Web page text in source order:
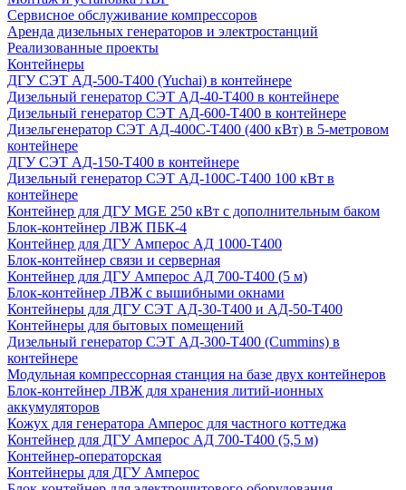
Сервисное обслуживание компрессоров
Аренда дизельных генераторов и электростанций
Реализованные проекты
Контейнеры
ДГУ СЭТ АД-500-Т400 (Yuchai) в контейнере
Дизельный генератор СЭТ АД-40-Т400 в контейнере
Дизельный генератор СЭТ АД-600-Т400 в контейнере
Дизельгенератор СЭТ АД-400С-Т400 (400 кВт) в 5-метровом
контейнере
ДГУ СЭТ АД-150-Т400 в контейнере
Дизельный генератор СЭТ АД-100С-Т400 100 кВт в
контейнере
Контейнер для ДГУ MGE 250 кВт с дополнительным баком
Блок-контейнер ЛВЖ ПБК-4
Контейнер для ДГУ Амперос АД 1000-Т400
Блок-контейнер связи и серверная
Контейнер для ДГУ Амперос АД 700-Т400 (5 м)
Блок-контейнер ЛВЖ с вышибными окнами
Контейнеры для ДГУ СЭТ АД-30-Т400 и АД-50-Т400
Контейнеры для бытовых помещений
Дизельный генератор СЭТ АД-300-Т400 (Cummins) в
контейнере
Модульная компрессорная станция на базе двух контейнеров
Блок-контейнер ЛВЖ для хранения литий-ионных
аккумуляторов
Кожух для генератора Амперос для частного коттеджа
Контейнер для ДГУ Амперос АД 700-Т400 (5,5 м)
Контейнер-операторская
Контейнеры для ДГУ Амперос